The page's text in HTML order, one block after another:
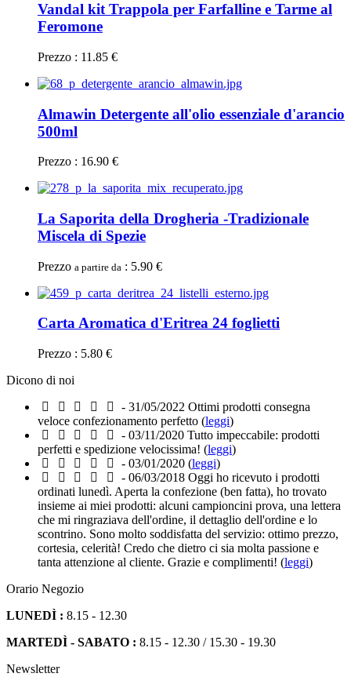
Vandal kit Trappola per Farfalline e Tarme al
Feromone
Prezzo : 11.85 €
Almawin Detergente all'olio essenziale d'arancio
500ml
Prezzo : 16.90 €
La Saporita della Drogheria -Tradizionale
Miscela di Spezie
Prezzo a partire da : 5.90 €
Carta Aromatica d'Eritrea 24 foglietti
Prezzo : 5.80 €
Dicono di noi
- 31/05/2022 Ottimi prodotti consegna
veloce confezionamento perfetto (leggi)
- 03/11/2020 Tutto impeccabile: prodotti
perfetti e spedizione velocissima! (leggi)
- 03/01/2020 (leggi)
- 06/03/2018 Oggi ho ricevuto i prodotti
ordinati lunedì. Aperta la confezione (ben fatta), ho trovato
insieme ai miei prodotti: alcuni campioncini prova, una lettera
che mi ringraziava dell'ordine, il dettaglio dell'ordine e lo
scontrino. Sono molto soddisfatta del servizio: ottimo prezzo,
cortesia, celerità! Credo che dietro ci sia molta passione e
tanta attenzione al cliente. Grazie e complimenti! (leggi)
Orario Negozio
LUNEDÌ : 8.15 - 12.30
MARTEDÌ - SABATO : 8.15 - 12.30 / 15.30 - 19.30
Newsletter